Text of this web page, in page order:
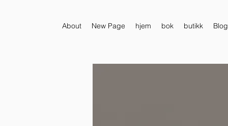
About New Page hjem bok butikk Blog